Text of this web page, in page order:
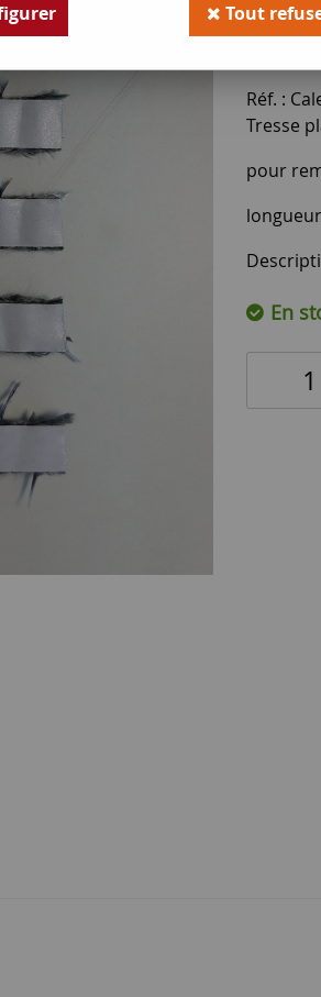
3,90
Réf. :
Tresse
pour
En
Tout